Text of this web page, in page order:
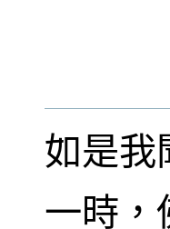
如是我
一時，